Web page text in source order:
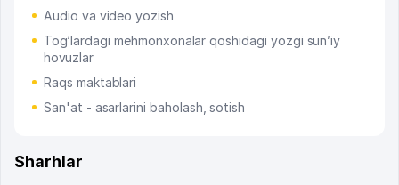
Audio va video yozish
Tog‘lardagi mehmonxonalar qoshidagi yozgi sun’iy
hovuzlar
Raqs maktablari
San'at - asarlarini baholash, sotish
Sharhlar